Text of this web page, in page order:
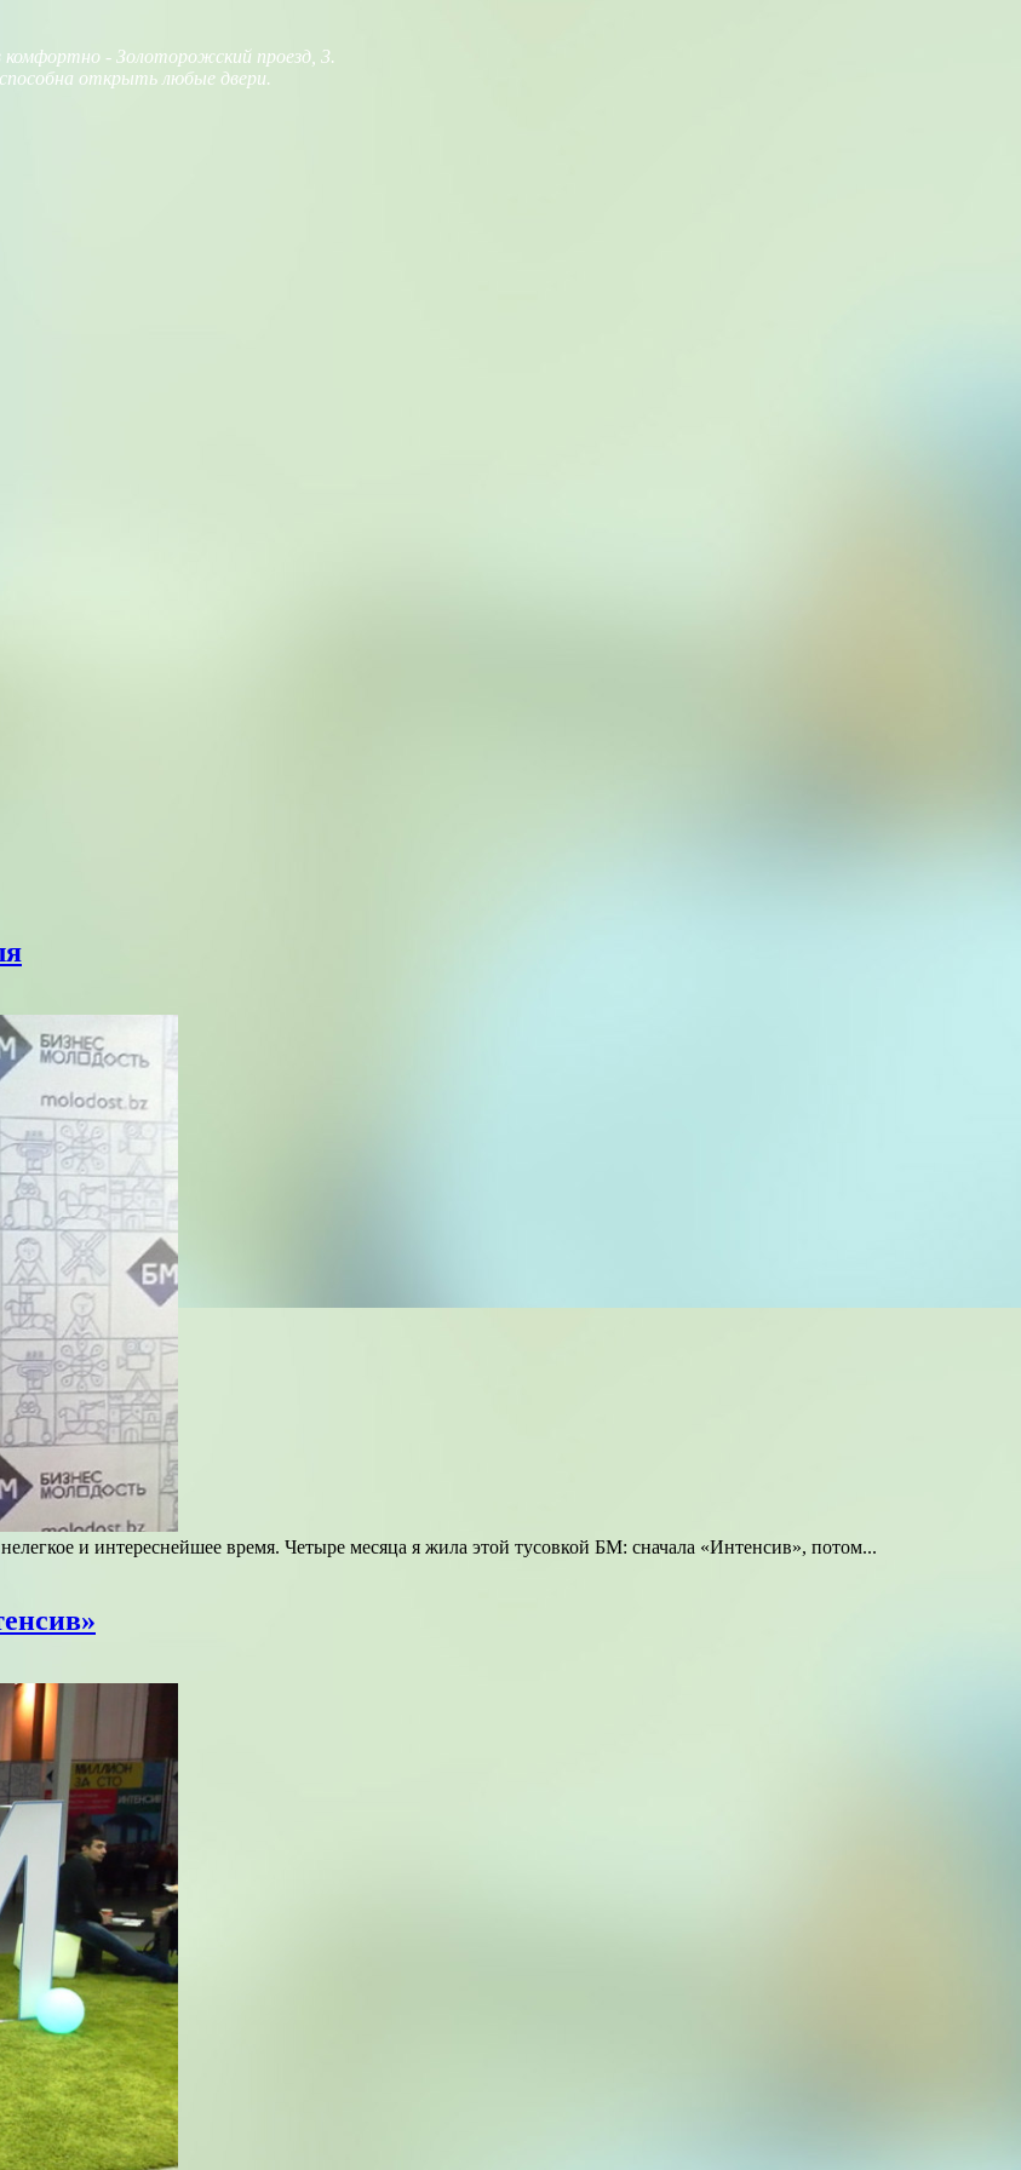
комфортно - Золоторожский проезд, 3.
открыть любые двери.
и интереснейшее время. Четыре месяца я жила этой тусовкой БМ: сначала «Интенсив», потом...